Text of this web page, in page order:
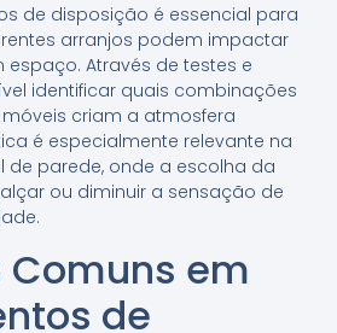
de disposição é essencial para
arranjos podem impactar
Através de testes e
identificar quais combinações
móveis criam a atmosfera
é especialmente relevante na
de parede, onde a escolha da
ou diminuir a sensação de
Comuns em
de